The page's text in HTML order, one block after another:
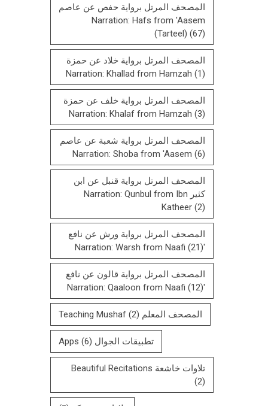
المصحف المرتل برواية حفص عن عاصم
Narration: Hafs from 'Aasem
(Tarteel) (67)
المصحف المرتل برواية خلاد عن حمزة
Narration: Khallad from Hamzah (1)
المصحف المرتل برواية خلف عن حمزة
Narration: Khalaf from Hamzah (3)
المصحف المرتل برواية شعبة عن عاصم
Narration: Shoba from 'Aasem (6)
المصحف المرتل برواية قنبل عن ابن
كثير Narration: Qunbul from Ibn
Katheer (2)
المصحف المرتل برواية ورش عن نافع
'Narration: Warsh from Naafi
(21)
المصحف المرتل بروایة قالون عن نافع
'Narration: Qaaloon from Naafi
(12)
المصحف المعلم Teaching Mushaf (2)
تطبيقات الجوال Apps (6)
تلاوات خاشعة Beautiful Recitations
(2)